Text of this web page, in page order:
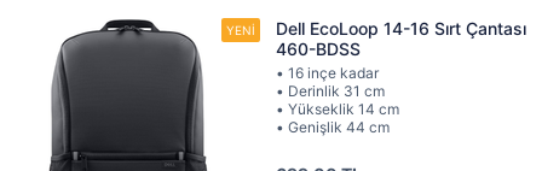
Dell EcoLoop 14-16 Sırt Çantası
460-BDSS
• 16 inçe kadar
• Derinlik 31 cm
• Yükseklik 14 cm
• Genişlik 44 cm